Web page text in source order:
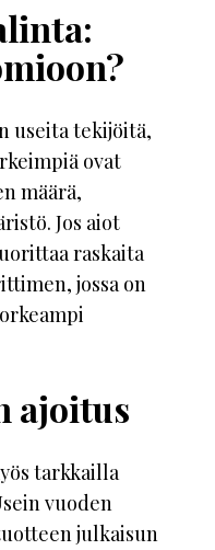
useita tekijöitä,
ovat
määrä,
Jos aiot
raskaita
jossa on
ajoitus
tarkkailla
vuoden
julkaisun